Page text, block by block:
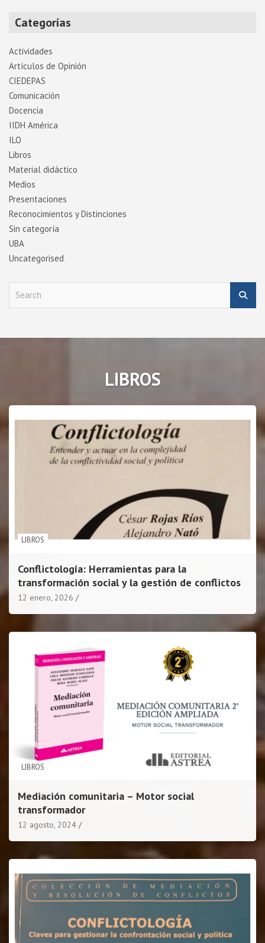
Categorías
Actividades
Artí­culos de Opinión
CIEDEPAS
Comunicación
Docencia
IIDH América
ILO
Libros
Material didáctico
Medios
Presentaciones
Reconocimientos y Distinciones
Sin categoría
UBA
Uncategorised
c
LIBROS
LIBROS
Conflictología: Herramientas para la
transformación social y la gestión de conflictos
12 enero, 2026
LIBROS
Mediación comunitaria – Motor social
transformador
12 agosto, 2024